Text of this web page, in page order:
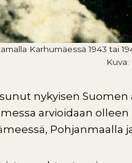
Karhumäessä 1943 tai
nykyisen
arvioidaan
Pohjanmaalla